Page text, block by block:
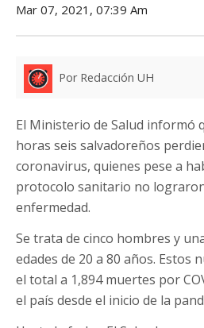
Mar 07, 2021, 07:39 Am
Por Redacción UH
El Ministerio de Salud informó
horas seis salvadoreños
coronavirus, quienes pese a
protocolo sanitario no
enfermedad.
Se trata de cinco hombres y
edades de 20 a 80 años. Estos
el total a 1,894 muertes por
el país desde el inicio de la